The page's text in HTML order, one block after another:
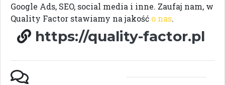
Google Ads, SEO, social media i inne. Zaufaj nam, w
Quality Factor stawiamy na jakość o nas.
https://quality-factor.pl